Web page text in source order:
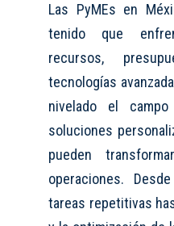
Las PyMEs en
tenido que
recursos,
tecnologías
nivelado el
soluciones
pueden
operaciones.
tareas repetitivas